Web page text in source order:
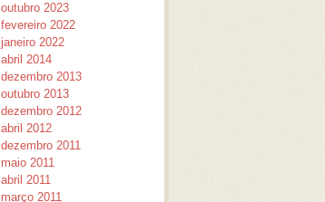
outubro 2023
fevereiro 2022
janeiro 2022
abril 2014
dezembro 2013
outubro 2013
dezembro 2012
abril 2012
dezembro 2011
maio 2011
abril 2011
março 2011